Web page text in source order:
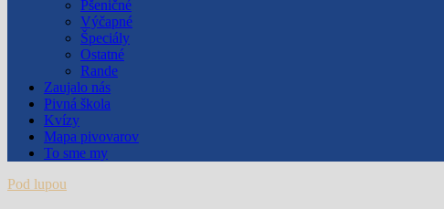
Pšeničné
Výčapné
Špeciály
Ostatné
Rande
Zaujalo nás
Pivná škola
Kvízy
Mapa pivovarov
To sme my
Pod lupou